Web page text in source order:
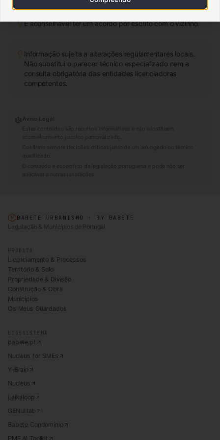
É aconselhável ter um acordo por escrito com o vizinho.
Informação sujeita a alterações regulamentares locais.
Não substitui o parecer técnico especializado nem a
consulta obrigatória das entidades licenciadoras
competentes.
Aviso Legal
Estes conteúdos são recursos informativos e não substituem
aconselhamento jurídico personalizado.
Confirme sempre decisões críticas junto de um advogado ou técnico
qualificado.
O conteúdo é específico da legislação portuguesa e pode não ser
aplicável a outras jurisdições.
BABETE URBANISMO · BY BABETE
Legislação & Municípios de Portugal
PRODUTO
Licenciamento & Processos
Território & Solo
Propriedade & Divisão
Construção & Obra
Municípios
Os Meus Guardados
ECOSSISTEMA
babete.pt
Nucleus for SMEs
Y-Brain
Nucleus
Laikaloop
GENUI.lab
Babete Condomínio
PME AI Toolkit